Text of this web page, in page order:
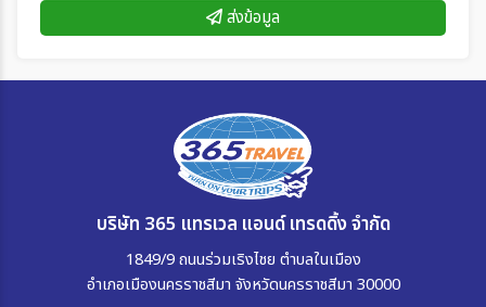
ส่งข้อมูล
บริษัท 365 แทรเวล แอนด์ เทรดดิ้ง จำกัด
1849/9 ถนนร่วมเริงไชย ตำบลในเมือง
อำเภอเมืองนครราชสีมา จังหวัดนครราชสีมา 30000